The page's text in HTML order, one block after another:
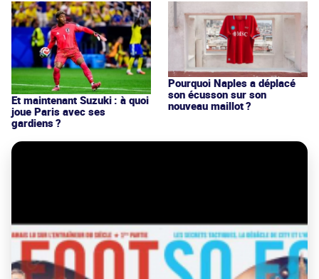
Et maintenant Suzuki : à quoi
joue Paris avec ses
gardiens ?
Pourquoi Naples a déplacé
son écusson sur son
nouveau maillot ?